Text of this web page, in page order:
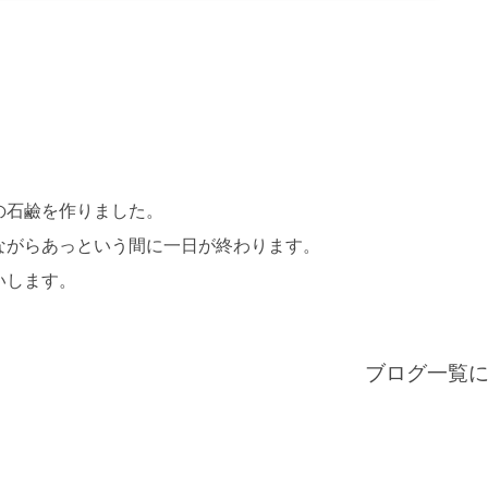
鹼を作りました。
らあっという間に一日が終わります。
ます。
ブログ一覧